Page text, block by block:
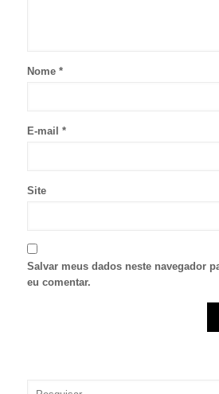
Nome *
E-mail *
Site
Salvar meus dados neste navegador
eu comentar.